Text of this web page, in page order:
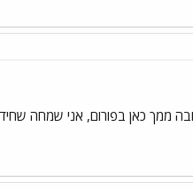
ממך כאן בפורום, אני שמחה